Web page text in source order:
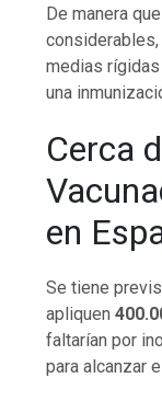
De manera
medias
una
Cerca
en
Se tiene
apliquen
faltarían por
para alcanzar